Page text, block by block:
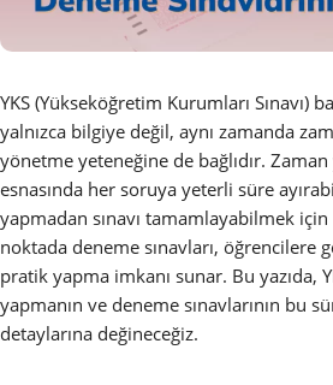
YKS (Yükseköğretim Kurumları Sınavı)
yalnızca bilgiye değil, aynı zamanda
yönetme yeteneğine de bağlıdır.
esnasında her soruya yeterli süre
yapmadan sınavı tamamlayabilmek
noktada deneme sınavları, öğrencilere
pratik yapma imkanı sunar. Bu yazıda,
yapmanın ve deneme sınavlarının bu
detaylarına değineceğiz.